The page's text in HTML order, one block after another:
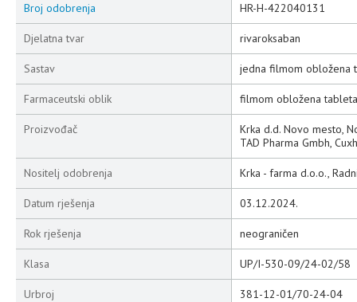
Broj odobrenja HR-H-422040131
Djelatna tvar rivaroksaban
Sastav jedna filmom obložena
Farmaceutski oblik filmom obložena tableta
Proizvođač
Krka d.d. Novo mesto,
TAD Pharma Gmbh,
Nositelj odobrenja Krka - farma d.o.o.,
Datum rješenja 03.12.2024.
Rok rješenja neograničen
Klasa UP/I-530-09/24-02/58
Urbroj 381-12-01/70-24-04